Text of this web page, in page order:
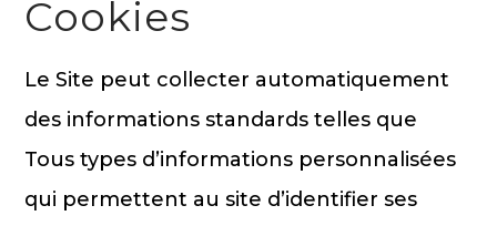
Cookies
Le Site peut collecter automatiquement
des informations standards telles que
Tous types d’informations personnalisées
qui permettent au site d’identifier ses